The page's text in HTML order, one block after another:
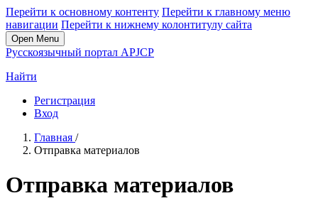
Перейти к основному контенту Перейти к главному меню
навигации Перейти к нижнему колонтитулу сайта
Open Menu
Русскоязычный портал APJCP
Найти
Регистрация
Вход
Главная /
Отправка материалов
Отправка материалов